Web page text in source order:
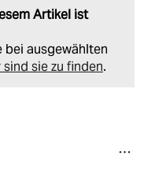
Artikel ist
ausgewählten
sind sie zu finden.